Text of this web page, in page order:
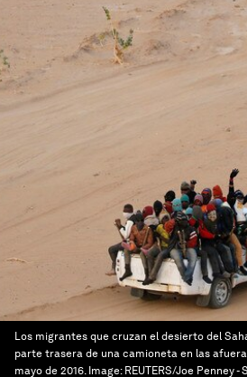
Los migrantes que cruzan el desierto del
parte trasera de una camioneta en las
mayo de 2016. Image: REUTERS/Joe Penney -